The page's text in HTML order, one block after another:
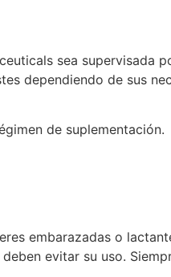
sea supervisada
dependiendo de sus
de suplementación.
embarazadas o
evitar su uso.